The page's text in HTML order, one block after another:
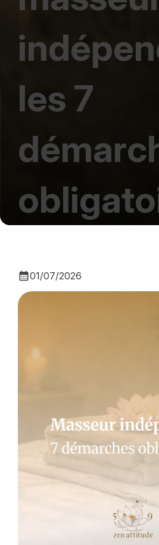
les 7
calendar_month01/07/2026